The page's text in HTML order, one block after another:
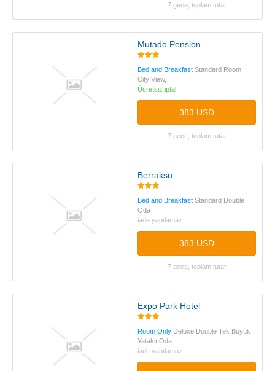
7 gece, toplam tutar
Mutado Pension
Bed and Breakfast Standard Room,
City View,
Ücretsiz iptal
383 USD
7 gece, toplam tutar
Berraksu
Bed and Breakfast Standard Double
Oda
iade yapılamaz
383 USD
7 gece, toplam tutar
Expo Park Hotel
Room Only Deluxe Double Tek Büyük
Yataklı Oda
iade yapılamaz